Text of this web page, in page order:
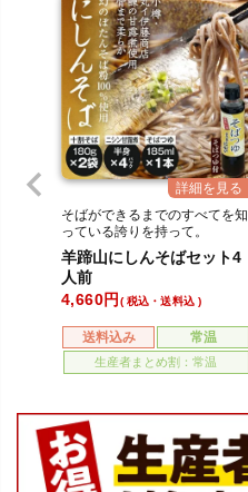
そばができるまでのすべてを知
っている誇りを持って。
羊蹄山にしんそばセット4
人前
送料込み 常温
生産者まとめ割：常温
4,660 税込・送料込